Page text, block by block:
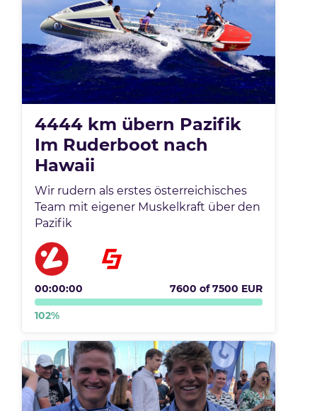
4444 km übern Pazifik
Im Ruderboot nach
Hawaii
Wir rudern als erstes österreichisches
Team mit eigener Muskelkraft über den
Pazifik
00:00:00 7600 of7500 EUR
102%